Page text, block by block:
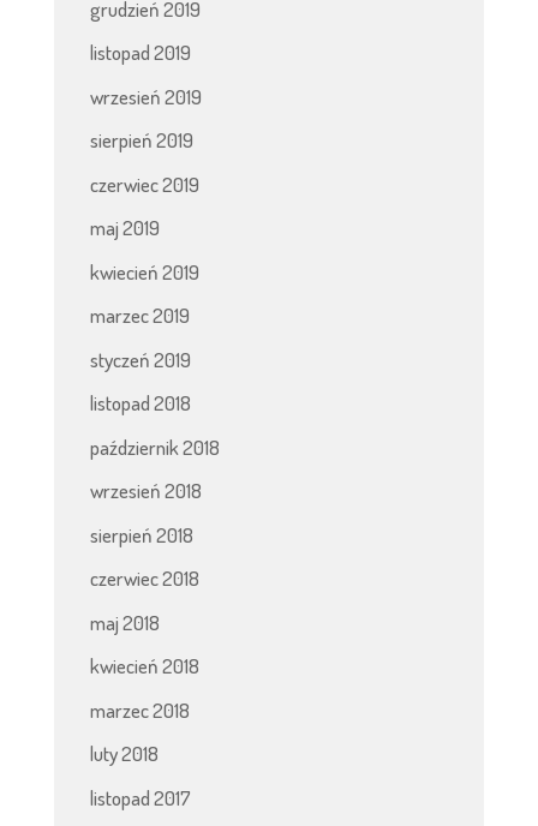
grudzień 2019
listopad 2019
wrzesień 2019
sierpień 2019
czerwiec 2019
maj 2019
kwiecień 2019
marzec 2019
styczeń 2019
listopad 2018
październik 2018
wrzesień 2018
sierpień 2018
czerwiec 2018
maj 2018
kwiecień 2018
marzec 2018
luty 2018
listopad 2017